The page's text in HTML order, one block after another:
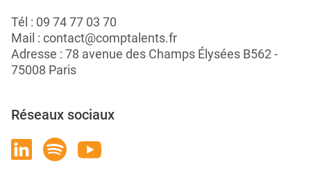
Tél : 09 74 77 03 70
Mail : contact@comptalents.fr
Adresse : 78 avenue des Champs Élysées B562 -
75008 Paris
Réseaux sociaux